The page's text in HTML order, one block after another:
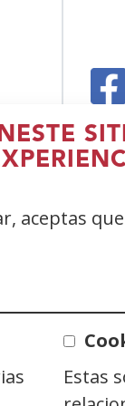
aceptas
Estas
Twitter
(Abrir
nunha
vent�
(Abrir